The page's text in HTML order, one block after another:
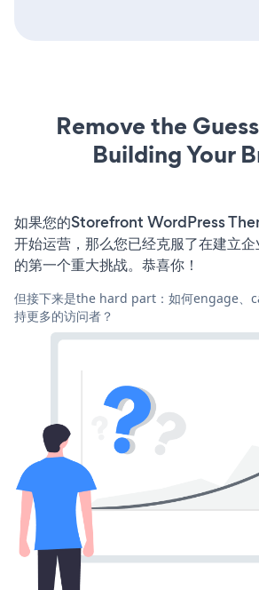
Remove the
Building Your
如果您的Storefront WordPress
开始运营，那么您已经克服了在建立
的第一个重大挑战。恭喜你！
但接下来是the hard part：如何engage、
持更多的访问者？